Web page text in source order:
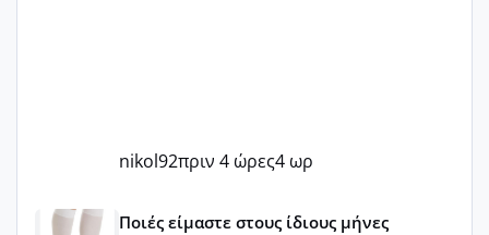
nikol92πριν 4 ώρες4 ωρ
Μωράκια Μαΐου 2026 🌸🌻🌹
Ποιές είμαστε στους ίδιους μήνες